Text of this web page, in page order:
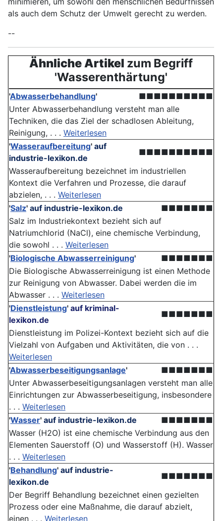
als auch dem Schutz der Umwelt gerecht zu werden.
--
Ähnliche Artikel zum Begriff
'Wasserenthärtung'
'Abwasserbehandlung'
■■■■■■■■■■
Unter Abwasserbehandlung versteht man alle
Techniken, die das Ziel der schadlosen Ableitung,
Reinigung, . . . Weiterlesen
'Wasseraufbereitung' auf
industrie-lexikon.de
■■■■■■■■■■
Wasseraufbereitung bezeichnet im industriellen
Kontext die Verfahren und Prozesse, die darauf
abzielen, . . . Weiterlesen
'Salz' auf industrie-lexikon.de
■■■■■■■
Salz im Industriekontext bezieht sich auf
Natriumchlorid (NaCl), eine chemische Verbindung,
die sowohl . . . Weiterlesen
'Biologische Abwasserreinigung'
■■■■■■■
Die Biologische Abwasserreinigung ist einen Methode
zur Reinigung von Abwasser. Dabei werden die im
Abwasser . . . Weiterlesen
'Dienstleistung' auf kriminal-
lexikon.de
■■■■■■■
Dienstleistung im Polizei-Kontext bezieht sich auf die
Vielzahl von Aufgaben und Aktivitäten, die von . . .
Weiterlesen
'Abwasserbeseitigungsanlage'
■■■■■■■
Unter Abwasserbeseitigungsanlagen versteht man alle
Einrichtungen zur Abwasserbeseitigung, insbesondere
. . . Weiterlesen
'Wasser' auf industrie-lexikon.de
■■■■■■■
Wasser (H2O) ist eine chemische Verbindung aus den
Elementen Sauerstoff (O) und Wasserstoff (H). Wasser
. . . Weiterlesen
'Behandlung' auf industrie-
lexikon.de
■■■■■■■
Der Begriff Behandlung bezeichnet einen gezielten
Prozess oder eine Maßnahme, die darauf abzielt,
einen . . . Weiterlesen